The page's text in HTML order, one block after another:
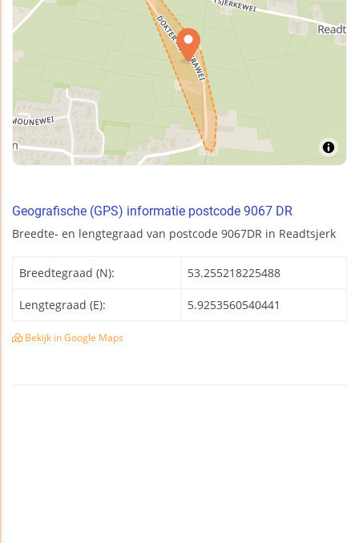
Geografische (GPS) informatie postcode 9067 DR
Breedte- en lengtegraad van postcode 9067DR in Readtsjerk
Breedtegraad (N): 53.255218225488
Lengtegraad (E): 5.9253560540441
Bekijk in Google Maps